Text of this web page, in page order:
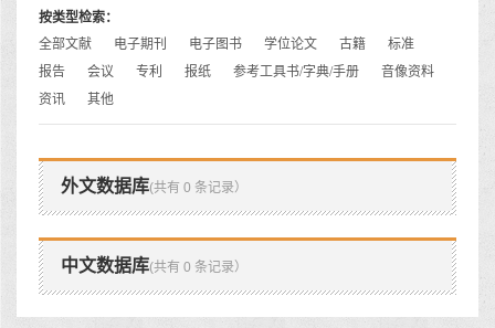
按类型检索：
全部文献
电子期刊 电子图书 学位论文 古籍
标准
报告
会议 专利 报纸 参考工具书/字典/手册
音像资料
资讯
其他
外文数据库(共有 0 条记录）
中文数据库(共有 0 条记录）